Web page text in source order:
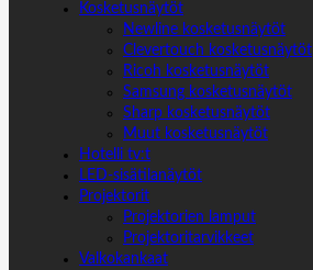
Kosketusnäytöt
Newline kosketusnäytöt
Clevertouch kosketusnäytöt
Ricoh kosketusnäytöt
Samsung kosketusnäytöt
Sharp kosketusnäytöt
Muut kosketusnäytöt
Hotelli tv:t
LED-sisätilanäytöt
Projektorit
Projektorien lamput
Projektoritarvikkeet
Valkokankaat